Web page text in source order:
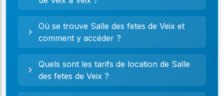
Où se trouve Salle des fetes de Veix et
comment y accéder ?
Quels sont les tarifs de location de Salle
des fetes de Veix ?